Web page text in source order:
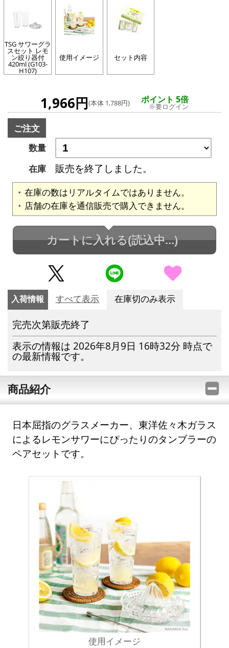
TSG サワーグラ
スセット レモ
ン絞り器付
420ml (G103-
H107)
使用イメージ セット内容
1,966円(本体 1,788円) ポイント 5倍
※要ログイン
ご注文
数量
在庫
販売を終了しました。
在庫の数はリアルタイムではありません。
店舗の在庫を通信販売で購入できません。
カートに入れる(読込中...)
入荷情報 すべて表示 在庫切のみ表示
完売次第販売終了
表示の情報は 2026年8月9日 16時32分 時点で
の最新情報です。
商品紹介
日本屈指のグラスメーカー、東洋佐々木ガラス
によるレモンサワーにぴったりのタンブラーの
ペアセットです。
使用イメージ